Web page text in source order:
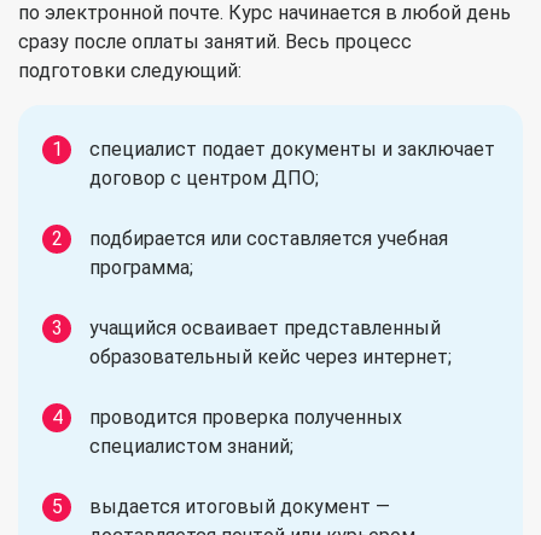
по электронной почте. Курс начинается в любой день
сразу после оплаты занятий. Весь процесс
подготовки следующий:
специалист подает документы и заключает
договор с центром ДПО;
подбирается или составляется учебная
программа;
учащийся осваивает представленный
образовательный кейс через интернет;
проводится проверка полученных
специалистом знаний;
выдается итоговый документ —